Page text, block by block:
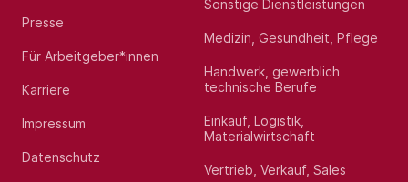
Presse
Für Arbeitgeber*innen
Karriere
Impressum
Datenschutz
Sonstige Dienstleistungen
Medizin, Gesundheit, Pflege
Handwerk, gewerblich
technische Berufe
Einkauf, Logistik,
Materialwirtschaft
Vertrieb, Verkauf, Sales